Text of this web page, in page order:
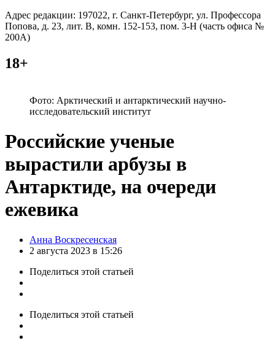
Адрес редакции: 197022, г. Санкт-Петербург, ул. Профессора
Попова, д. 23, лит. В, комн. 152-153, пом. 3-Н (часть офиса №
200А)
18+
Фото: Арктический и антарктический научно-
исследовательский институт
Российские ученые
вырастили арбузы в
Антарктиде, на очереди
ежевика
Posted
by
Анна Воскресенская
2 августа 2023 в 15:26
Поделиться этой статьей
Поделиться этой статьей